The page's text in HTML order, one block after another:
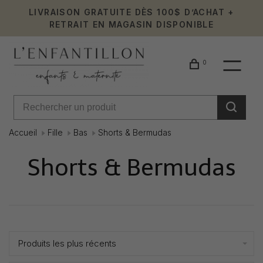
LIVRAISON GRATUITE DÈS 100$ D’ACHAT +
RETRAIT EN MAGASIN DISPONIBLE
0
Accueil Fille Bas Shorts & Bermudas
Shorts & Bermudas
Produits les plus récents